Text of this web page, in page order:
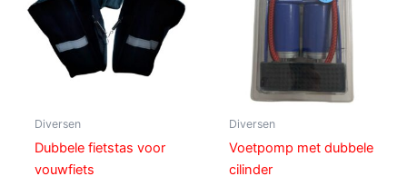
Diversen
Dubbele fietstas voor
vouwfiets
Diversen
Voetpomp met dubbele
cilinder